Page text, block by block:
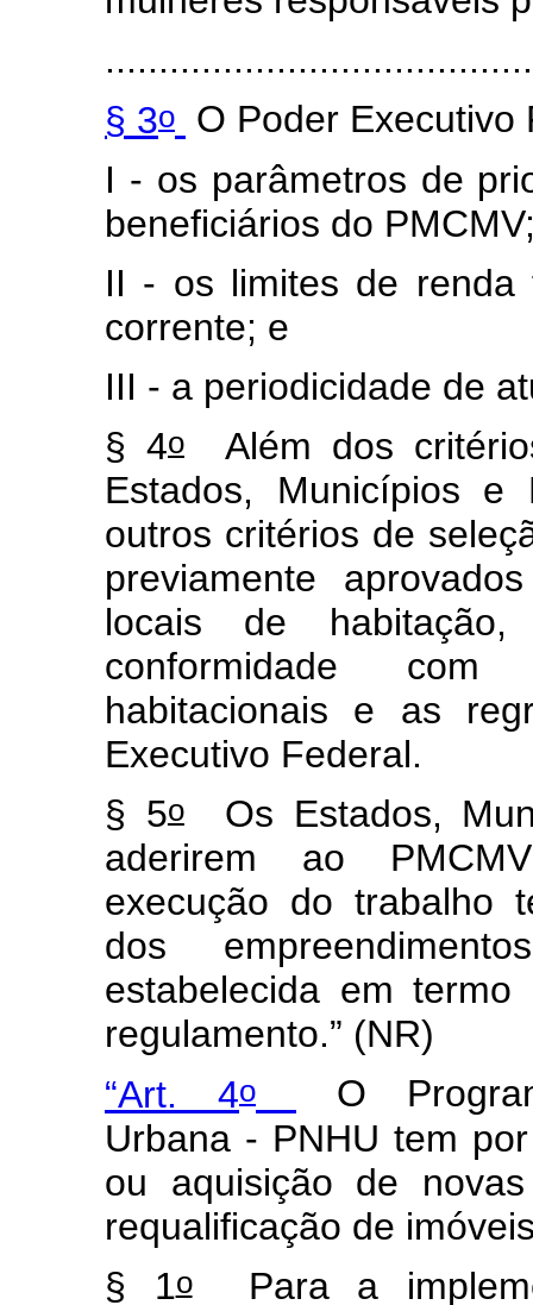
§ 3o
O Poder Executivo
I - os parâmetros de
beneficiários do
II - os limites de renda
corrente; e
III - a periodicidade de
§ 4o Além dos
Estados, Municípios e
outros critérios de
previamente
locais de
conformidade
habitacionais e as
Executivo Federal.
§ 5oOs Estados,
aderirem ao
execução do trabalho
dos
estabelecida em
regulamento.” (NR)
“Art. 4o
O
Urbana - PNHU tem
ou aquisição de
requalificação de
§ 1oPara a